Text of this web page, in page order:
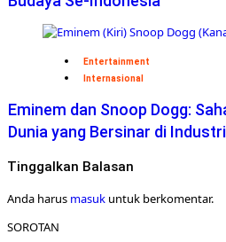
Entertainment
Internasional
Eminem dan Snoop Dogg:
Dunia yang Bersinar di
Tinggalkan Balasan
Anda harus masuk untuk berkomentar.
SOROTAN